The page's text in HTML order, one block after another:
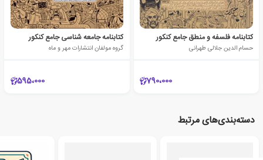
کتابنامه فلسفه و منطق جامع کنکور
حسام الدین جلالی طهرانی
790،000
کتابنامه جامعه شناسی جامع کنکور
گروه مولفان انتشارات مهر و ماه
595،000
دسته‌بندی‌های مرتبط